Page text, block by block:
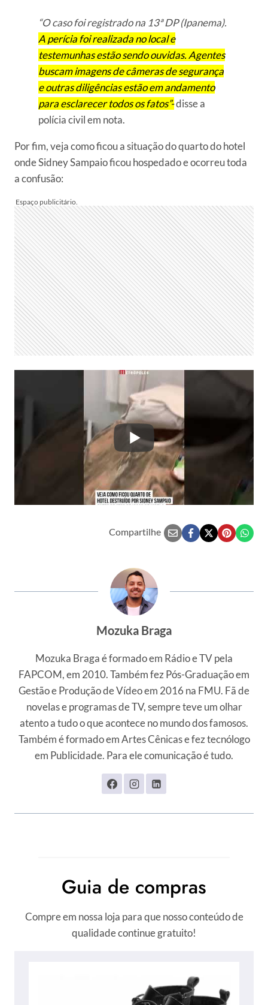
“O caso foi registrado na 13ª DP (Ipanema).
A perícia foi realizada no local e
testemunhas estão sendo ouvidas. Agentes
buscam imagens de câmeras de segurança
e outras diligências estão em andamento
para esclarecer todos os fatos”-disse a
polícia civil em nota.
Por fim, veja como ficou a situação do quarto do hotel
onde Sidney Sampaio ficou hospedado e ocorreu toda
a confusão:
Compartilhe
Mozuka Braga
Mozuka Braga é formado em Rádio e TV pela
FAPCOM, em 2010. Também fez Pós-Graduação em
Gestão e Produção de Vídeo em 2016 na FMU. Fã de
novelas e programas de TV, sempre teve um olhar
atento a tudo o que acontece no mundo dos famosos.
Também é formado em Artes Cênicas e fez tecnólogo
em Publicidade. Para ele comunicação é tudo.
Guia de compras
Compre em nossa loja para que nosso conteúdo de
qualidade continue gratuito!